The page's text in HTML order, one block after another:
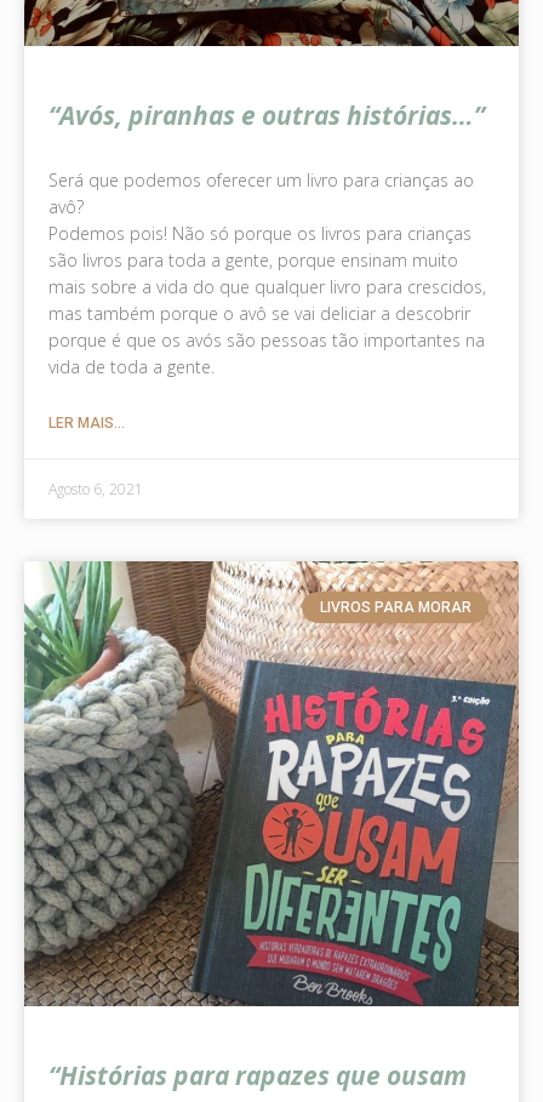
“Avós, piranhas e outras histórias…”
Será que podemos oferecer um livro para crianças ao
avô?
Podemos pois! Não só porque os livros para crianças
são livros para toda a gente, porque ensinam muito
mais sobre a vida do que qualquer livro para crescidos,
mas também porque o avô se vai deliciar a descobrir
porque é que os avós são pessoas tão importantes na
vida de toda a gente.
LER MAIS...
Agosto 6, 2021
LIVROS PARA MORAR
“Histórias para rapazes que ousam